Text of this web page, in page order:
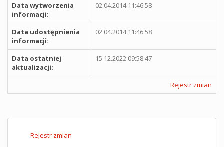
Data wytworzenia
informacji:
02.04.2014 11:46:58
Data udostępnienia
informacji:
02.04.2014 11:46:58
Data ostatniej
aktualizacji:
15.12.2022 09:58:47
Rejestr zmian
Rejestr zmian